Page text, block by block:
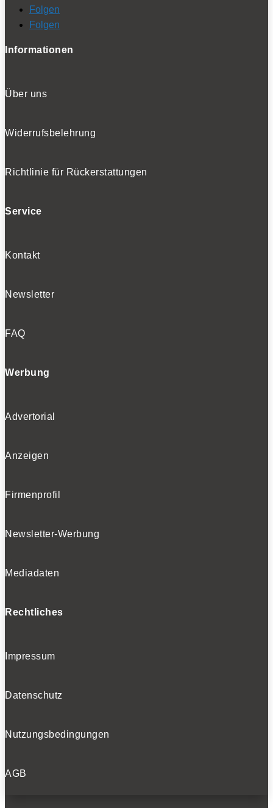
Folgen
Folgen
Informationen
Über uns
Widerrufsbelehrung
Richtlinie für Rückerstattungen
Service
Kontakt
Newsletter
FAQ
Werbung
Advertorial
Anzeigen
Firmenprofil
Newsletter-Werbung
Mediadaten
Rechtliches
Impressum
Datenschutz
Nutzungsbedingungen
AGB